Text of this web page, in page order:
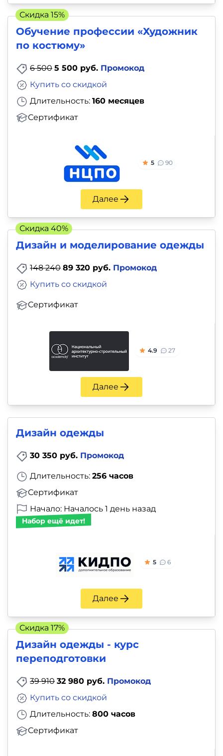
Обучение профессии «Художник
по костюму»
6 500 5 500 руб. Промокод
Длительность: 160 месяцев
Сертификат
Купить со скидкой
5 90
Далее
Скидка 15%
Дизайн и моделирование одежды
148 240 89 320 руб. Промокод
Сертификат
Купить со скидкой
4.9 27
Далее
Скидка 40%
Дизайн одежды
30 350 руб. Промокод
Длительность: 256 часов
Сертификат
Начало: Началось 1 день назад
Набор ещё идет!
5 6
Далее
Дизайн одежды - курс
переподготовки
39 910 32 980 руб. Промокод
Длительность: 800 часов
Сертификат
Купить со скидкой
Скидка 17%